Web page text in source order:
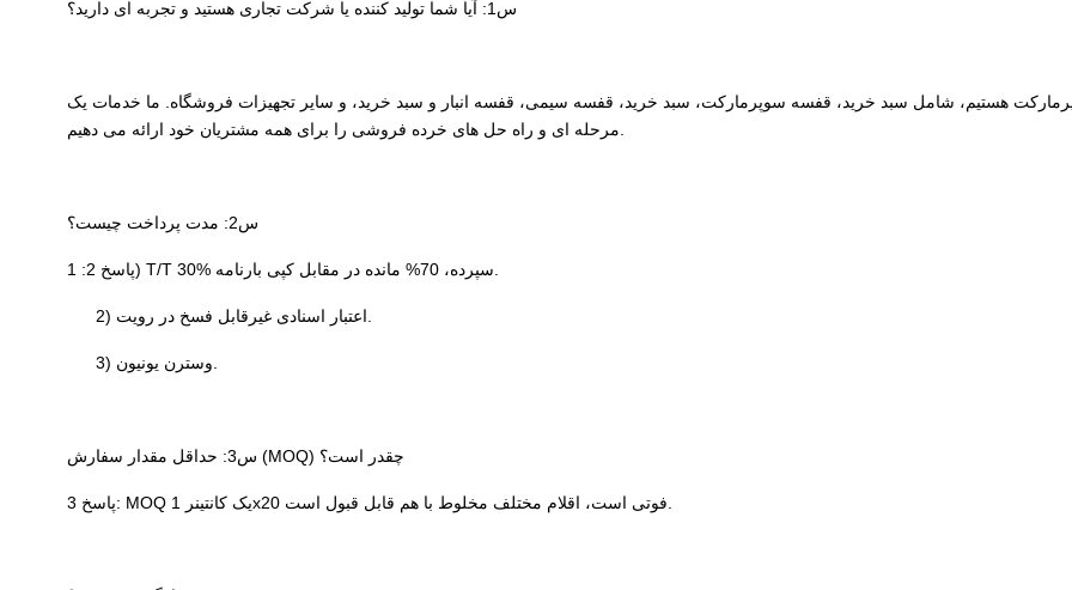
س1: آیا شما تولید کننده یا شرکت تجاری هستید و تجربه ای دارید؟
18 سال تجربه در تجهیزات سوپرمارکت هستیم، شامل سبد خرید، قفسه سوپرمارکت، سبد خرید، قفسه سیمی، قفسه انبار و سبد خرید، و سایر تجهیزات فروشگاه. ما خدمات یک
س2: مدت پرداخت چیست؟
س3: حداقل مقدار سفارش (MOQ) چقدر است؟